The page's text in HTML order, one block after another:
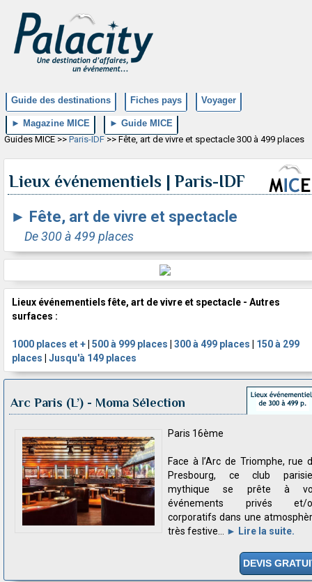
Guide des destinations Fiches pays Voyager
► Magazine MICE
► Guide MICE
Guides MICE >> Paris-IDF >> Fête, art de vivre et spectacle 300 à 499 places
Lieux événementiels | Paris-IDF
► Fête, art de vivre et spectacle
De 300 à 499 places
Lieux événementiels fête, art de vivre et spectacle - Autres
surfaces :
1000 places et + 500 à 999 places 300 à 499 places
150 à 299
places
Jusqu'à 149 places
Arc Paris (L’) - Moma Sélection
Paris 16ème
Face à l’Arc de Triomphe, rue
Presbourg, ce club
mythique se prête à
événements privés et/
corporatifs dans une
très festive...
► Lire la suite.
DEVIS